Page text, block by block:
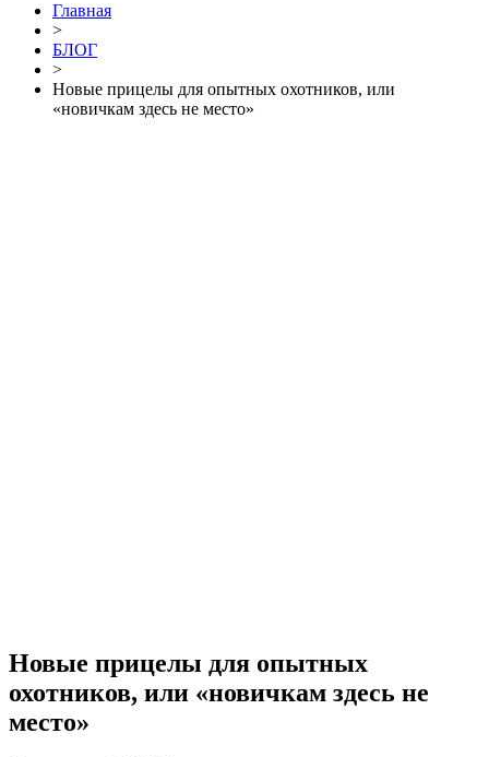
Главная
>
БЛОГ
>
Новые прицелы для опытных охотников, или
«новичкам здесь не место»
Новые прицелы для опытных
охотников, или «новичкам здесь не
место»